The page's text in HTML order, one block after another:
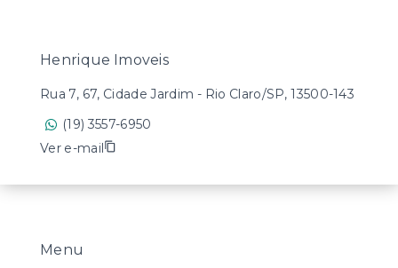
Menu
Henrique Imoveis
Rua 7, 67, Cidade Jardim - Rio Claro/SP, 13500-143
(19) 3557-6950
Ver e-mail